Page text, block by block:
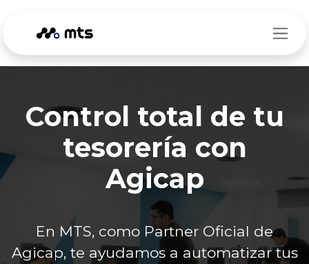
Control total de tu
tesorería con
Agicap
En MTS, como Partner Oficial de
Agicap, te ayudamos a automatizar tus